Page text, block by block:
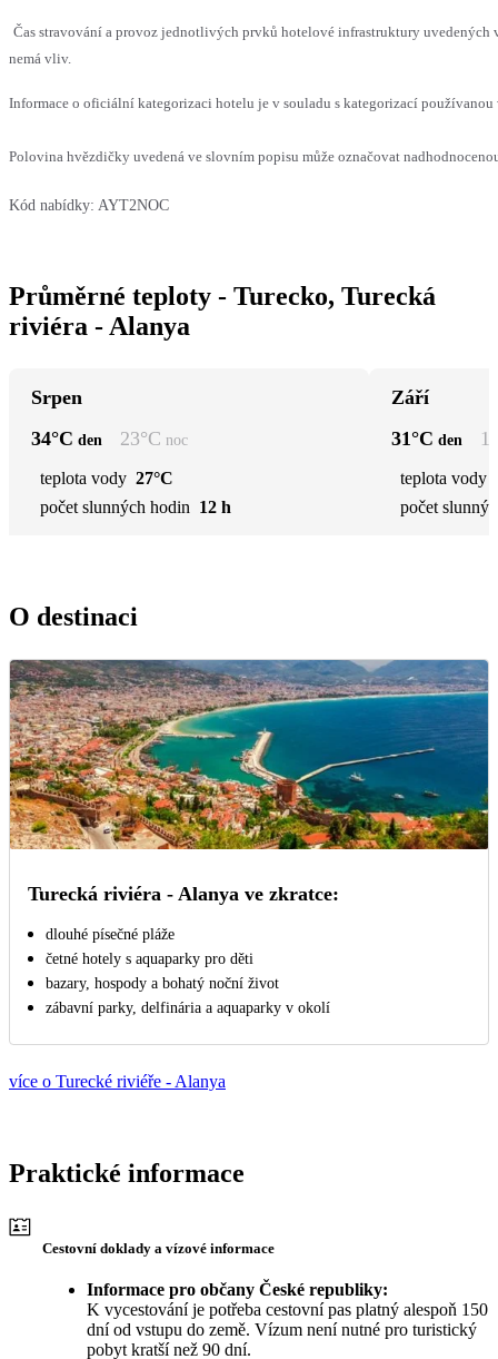
Čas stravování a provoz jednotlivých prvků hotelové infrastruktury uvedených
nemá vliv.
Informace o oficiální kategorizaci hotelu je v souladu s kategorizací
Polovina hvězdičky uvedená ve slovním popisu může označovat
Kód nabídky: AYT2NOC
Průměrné teploty - Turecko, Turecká
riviéra - Alanya
Srpen
34°C den 23°C noc
teplota vody 27°C
počet slunných hodin 12 h
Září
31°C den
teplota vody
počet
O destinaci
Turecká riviéra - Alanya ve zkratce:
dlouhé písečné pláže
četné hotely s aquaparky pro děti
bazary, hospody a bohatý noční život
zábavní parky, delfinária a aquaparky v okolí
více o Turecké riviéře - Alanya
Praktické informace
Cestovní doklady a vízové informace
Informace pro občany České republiky:
K vycestování je potřeba cestovní pas platný alespoň 150
dní od vstupu do země. Vízum není nutné pro turistický
pobyt kratší než 90 dní.